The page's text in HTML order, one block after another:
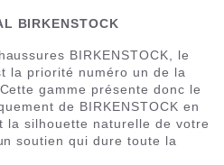
BIRKENSTOCK
BIRKENSTOCK, le
la priorité numéro un de la
gamme présente donc le
de BIRKENSTOCK en
la silhouette naturelle de votre
soutien qui dure toute la